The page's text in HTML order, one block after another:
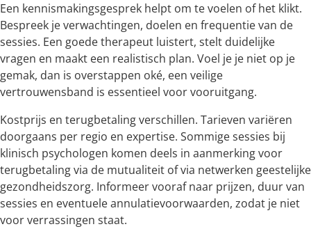
Een kennismakingsgesprek helpt om te voelen of het klikt.
Bespreek je verwachtingen, doelen en frequentie van de
sessies. Een goede therapeut luistert, stelt duidelijke
vragen en maakt een realistisch plan. Voel je je niet op je
gemak, dan is overstappen oké, een veilige
vertrouwensband is essentieel voor vooruitgang.
Kostprijs en terugbetaling verschillen. Tarieven variëren
doorgaans per regio en expertise. Sommige sessies bij
klinisch psychologen komen deels in aanmerking voor
terugbetaling via de mutualiteit of via netwerken geestelijke
gezondheidszorg. Informeer vooraf naar prijzen, duur van
sessies en eventuele annulatievoorwaarden, zodat je niet
voor verrassingen staat.